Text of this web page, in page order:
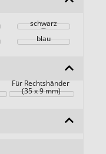
schwarz
blau
Für Rechtshänder
(35 x 9 mm)